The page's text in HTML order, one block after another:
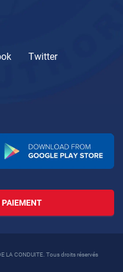
Twitter
PAIEMENT
LA CONDUITE. Tous droits réservés